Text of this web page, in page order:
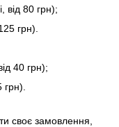
80 грн);
грн).
40 грн);
своє замовлення,